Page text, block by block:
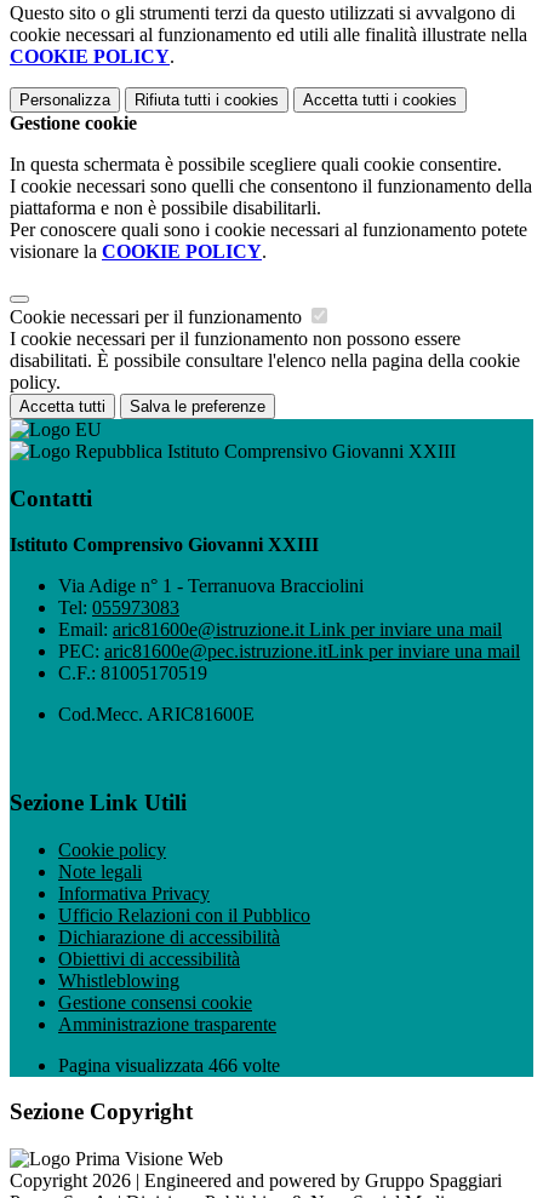
Questo sito o gli strumenti terzi da questo utilizzati si avvalgono di
cookie necessari al funzionamento ed utili alle finalità illustrate nella
COOKIE POLICY.
Personalizza Rifiuta tutti i cookies Accetta tutti i cookies
Gestione cookie
In questa schermata è possibile scegliere quali cookie consentire.
I cookie necessari sono quelli che consentono il funzionamento della
piattaforma e non è possibile disabilitarli.
Per conoscere quali sono i cookie necessari al funzionamento potete
visionare la COOKIE POLICY.
Cookie necessari per il funzionamento
I cookie necessari per il funzionamento non possono essere
disabilitati. È possibile consultare l'elenco nella pagina della cookie
policy.
Accetta tutti Salva le preferenze
Istituto Comprensivo Giovanni XXIII
Contatti
Istituto Comprensivo Giovanni XXIII
Via Adige n° 1 - Terranuova Bracciolini
Tel: 055973083
Email: aric81600e@istruzione.it Link per inviare una mail
PEC: aric81600e@pec.istruzione.itLink per inviare una mail
C.F.: 81005170519
Cod.Mecc. ARIC81600E
Sezione Link Utili
Cookie policy
Note legali
Informativa Privacy
Ufficio Relazioni con il Pubblico
Dichiarazione di accessibilità
Obiettivi di accessibilità
Whistleblowing
Gestione consensi cookie
Amministrazione trasparente
Pagina visualizzata 466 volte
Sezione Copyright
Copyright 2026 | Engineered and powered by Gruppo Spaggiari